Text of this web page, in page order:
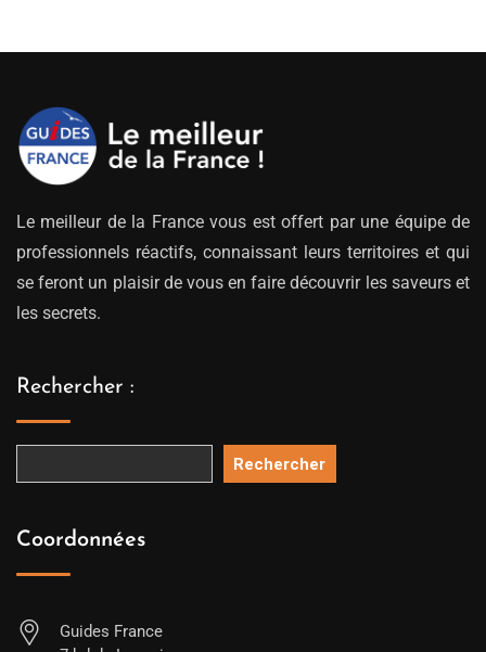
Le meilleur de la France vous est offert par une équipe de
professionnels réactifs, connaissant leurs territoires et qui
se feront un plaisir de vous en faire découvrir les saveurs et
les secrets.
Rechercher :
Rechercher
Coordonnées
Guides France